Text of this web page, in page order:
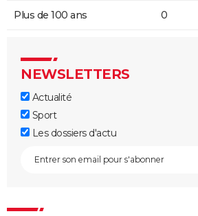
Plus de 100 ans 0
NEWSLETTERS
Actualité
Sport
Les dossiers d'actu